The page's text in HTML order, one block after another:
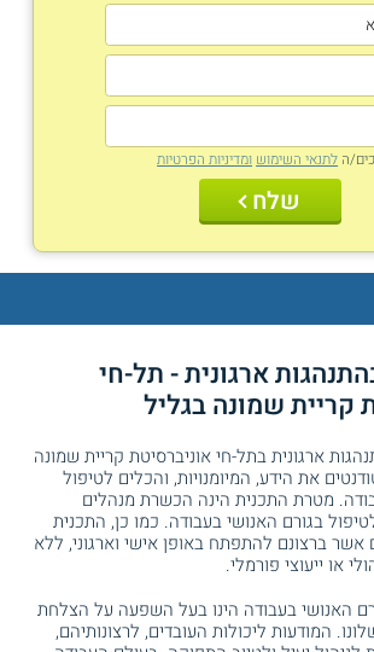
ה לתנאי השימוש ומדיניות הפרטיות
שלח
ארגונית - תל-חי
קריית שמונה בגליל
ארגונית בתל-חי אוניברסיטת קריית שמונה
את הידע, המיומנויות, והכלים לטיפול
מטרת התכנית הינה הכשרת מנהלים
בגורם האנושי בעבודה. כמו כן, התכנית
אשר ברצונם להתפתח באופן אישי וארגוני, ללא
או ייעוצי פורמלי.
האנושי בעבודה הינו בעל השפעה על הצלחת
המודעות ליכולות העובדים, לרצונותיהם,